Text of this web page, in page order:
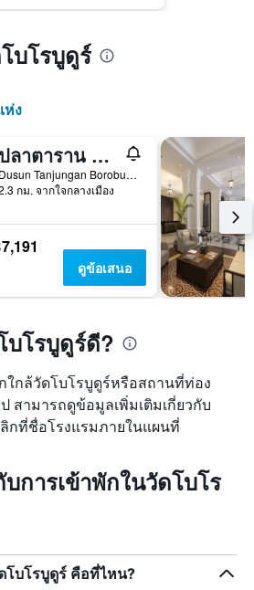
บโรบูดูร์
ห่ง
ปลาตาราน โบโรบูดูร์ รีสอร์ทแอนด์สปา
Dusun Tanjungan Borobudur, บุโรพุทโธ, อินโดนีเซีย
กม. จากใจกลางเมือง
ดูข้อเสนอ
โรบูดูร์ดี?
กล้วัดโบโรบูดูร์หรือสถานที่ท่อง
สามารถดูข้อมูลเพิ่มเติมเกี่ยวกับ
กที่ชื่อโรงแรมภายในแผนที่
บการเข้าพักในวัดโบโร
โบโรบูดูร์ คือที่ไหน?